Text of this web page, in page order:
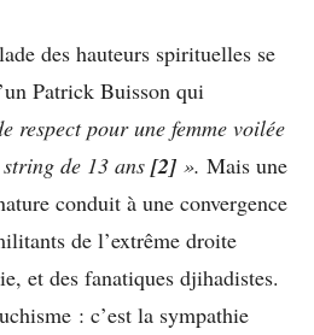
des hauteurs spirituelles se
Patrick Buisson qui
respect pour une femme voilée
de 13 ans [2] ». Mais une
conduit à une convergence
de l’extrême droite
et des fanatiques djihadistes.
: c’est la sympathie